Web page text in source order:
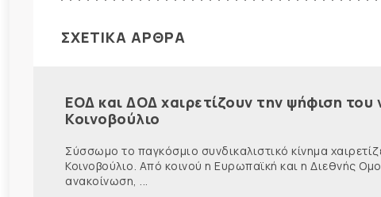
ΣΧΕΤΙΚΑ ΑΡΘΡΑ
ΕΟΔ και ΔΟΔ χαιρετίζουν την ψήφιση
Κοινοβούλιο
Σύσσωμο το παγκόσμιο συνδικαλιστικό κίνημα
Κοινοβούλιο. Από κοινού η Ευρωπαϊκή και η Διεθνής
ανακοίνωση, ...